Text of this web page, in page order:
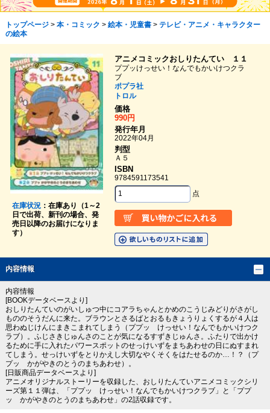
トップページ> 本・コミック > 絵本・児童書> テレビ・アニメ・キャラクター
の絵本
在庫状況：在庫あり（1～2
日で出荷、新刊の場合、発
売日以降のお届けになりま
す）
アニメコミックおしりたんてい １１
ププッけっせい！なんでもかいけつクラ
ブ
ポプラ社
トロル
価格
990円
発行年月
2022年04月
判型
Ａ５
ISBN
9784591173541
点
内容情報
内容情報
[BOOKデータベースより]
おしりたんていのがいしゅつ中にコアラちゃんとかめのこうじみどりがさがし
もののそうだんに来た。ブラウンとさるばとおるもきょうりょくするが４人は
思わぬじけんにまきこまれてしまう（ププッ けっせい！なんでもかいけつク
ラブ）。ふじさきじゅんさのことが気になるすずきじゅんさ。ふたりで出かけ
るために手に入れたパワースポットのせっけいずをまちあわせの日にぬすまれ
てしまう。せっけいずをとりかえし大切なやくそくをはたせるのか…！？（プ
プッ かがやきのとうのまちあわせ）。
[日販商品データベースより]
アニメオリジナルストーリーを収録した、おしりたんていアニメコミックシリ
ーズ第１１弾は、「ププッ けっせい！なんでもかいけつクラブ」と「ププ
ッ かがやきのとうのまちあわせ」の2話収録です。